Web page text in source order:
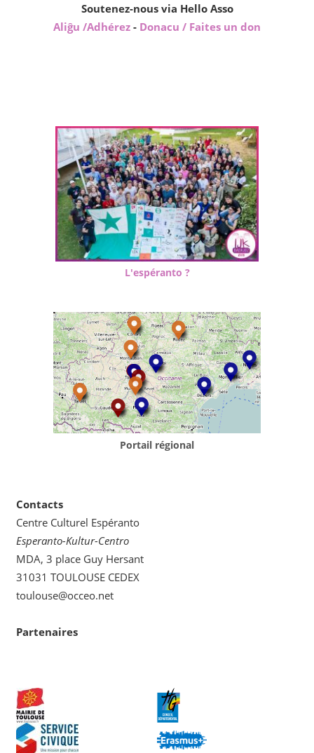
Soutenez-nous via Hello Asso
Aliĝu /Adhérez - Donacu / Faites un don
L'espéranto ?
Portail régional
Contacts
Centre Culturel Espéranto
Esperanto-Kultur-Centro
MDA, 3 place Guy Hersant
31031 TOULOUSE CEDEX
toulouse@occeo.net
Partenaires